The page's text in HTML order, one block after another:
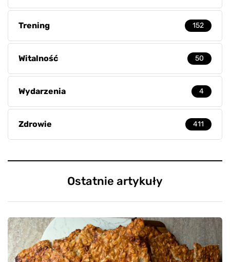
Trening 152
Witalność 50
Wydarzenia 4
Zdrowie 411
Ostatnie artykuły